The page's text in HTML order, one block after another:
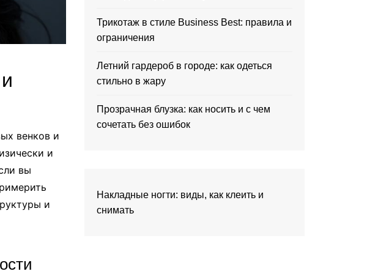
венков и
и
вы
и
Трикотаж в стиле Business Best: правила и
ограничения
Летний гардероб в городе: как одеться
стильно в жару
Прозрачная блузка: как носить и с чем
сочетать без ошибок
Накладные ногти: виды, как клеить и
снимать